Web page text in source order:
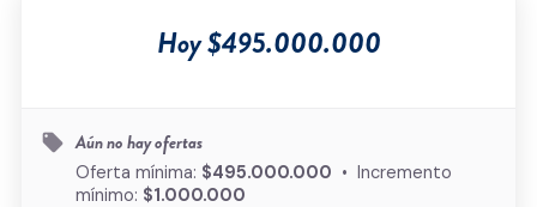
Tipo de inmueble *
Hoy $495.000.000
local_offer Aún no hay ofertas
Oferta mínima: $495.000.000 • Incremento
mínimo: $1.000.000